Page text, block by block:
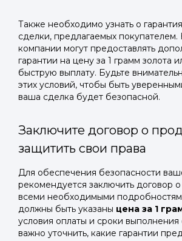
Также необходимо узнать о
сделки, предлагаемых
компании могут предоставлять
гарантии на цену за 1 грамм золота
быструю выплату. Будьте
этих условий, чтобы быть
ваша сделка будет безопасной.
Заключите договор о
защитить свои права
Для обеспечения безопасности
рекомендуется заключить договор
всеми необходимыми
должны быть указаны цена за 1
условия оплаты и сроки
важно уточнить, какие гарантии